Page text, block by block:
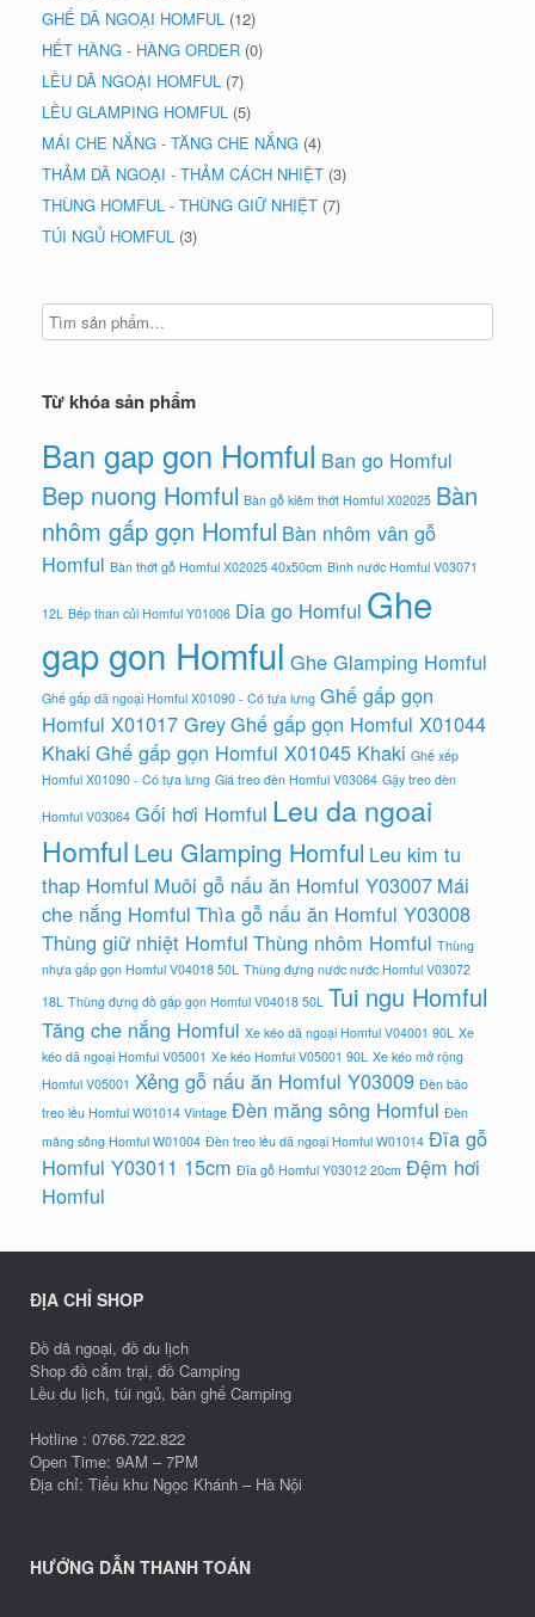
GHẾ DÃ NGOẠI HOMFUL (12)
HẾT HÀNG - HÀNG ORDER (0)
LỀU DÃ NGOẠI HOMFUL (7)
LỀU GLAMPING HOMFUL (5)
MÁI CHE NẮNG - TĂNG CHE NẮNG (4)
THẢM DÃ NGOẠI - THẢM CÁCH NHIỆT (3)
THÙNG HOMFUL - THÙNG GIỮ NHIỆT (7)
TÚI NGỦ HOMFUL (3)
Từ khóa sản phẩm
Ban gap gon Homful Ban go Homful
Bep nuong Homful Bàn gỗ kiêm thớt Homful X02025 Bàn
nhôm gấp gọn Homful Bàn nhôm vân gỗ
Homful Bàn thớt gỗ Homful X02025 40x50cm Bình nước Homful V03071
12L Bếp than củi Homful Y01006 Dia go Homful Ghe
gap gon Homful Ghe Glamping Homful
Ghế gấp dã ngoại Homful X01090 - Có tựa lưng Ghế gấp gọn
Homful X01017 GreyGhế gấp gọn Homful X01044
Khaki Ghế gấp gọn Homful X01045 Khaki Ghế xếp
Homful X01090 - Có tựa lưng Giá treo đèn Homful V03064 Gậy treo đèn
Homful V03064 Gối hơi Homful Leu da ngoai
Homful Leu Glamping Homful Leu kim tu
thap Homful Muôi gỗ nấu ăn Homful Y03007 Mái
che nắng Homful Thìa gỗ nấu ăn Homful Y03008
Thùng giữ nhiệt Homful Thùng nhôm Homful Thùng
nhựa gấp gọn Homful V04018 50L Thùng đựng nước nước Homful V03072
18L Thùng đựng đồ gấp gọn Homful V04018 50L Tui ngu Homful
Tăng che nắng Homful Xe kéo dã ngoại Homful V04001 90L Xe
kéo dã ngoại Homful V05001 Xe kéo Homful V05001 90L Xe kéo mở rộng
Homful V05001 Xẻng gỗ nấu ăn Homful Y03009 Đèn bão
treo lều Homful W01014 Vintage Đèn măng sông Homful Đèn
măng sông Homful W01004 Đèn treo lều dã ngoại Homful W01014 Đĩa gỗ
Homful Y03011 15cm Đĩa gỗ Homful Y03012 20cm Đệm hơi
Homful
ĐỊA CHỈ SHOP
Đồ dã ngoại, đồ du lịch
Shop đồ cắm trại, đồ Camping
Lều du lịch, túi ngủ, bàn ghế Camping
Hotline : 0766.722.822
Open Time: 9AM – 7PM
Địa chỉ: Tiểu khu Ngọc Khánh – Hà Nội
HƯỚNG DẪN THANH TOÁN